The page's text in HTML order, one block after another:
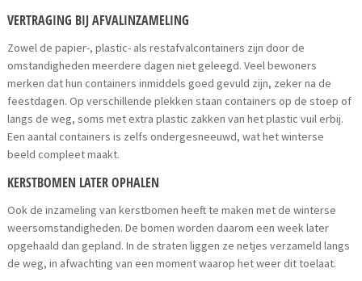
VERTRAGING BIJ AFVALINZAMELING
Zowel de papier-, plastic- als restafvalcontainers zijn door de
omstandigheden meerdere dagen niet geleegd. Veel bewoners
merken dat hun containers inmiddels goed gevuld zijn, zeker na de
feestdagen. Op verschillende plekken staan containers op de stoep of
langs de weg, soms met extra plastic zakken van het plastic vuil erbij.
Een aantal containers is zelfs ondergesneeuwd, wat het winterse
beeld compleet maakt.
KERSTBOMEN LATER OPHALEN
Ook de inzameling van kerstbomen heeft te maken met de winterse
weersomstandigheden. De bomen worden daarom een week later
opgehaald dan gepland. In de straten liggen ze netjes verzameld langs
de weg, in afwachting van een moment waarop het weer dit toelaat.